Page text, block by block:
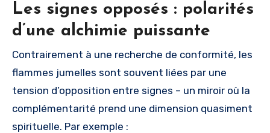
Les signes opposés : polarités
d’une alchimie puissante
Contrairement à une recherche de conformité, les
flammes jumelles sont souvent liées par une
tension d’opposition entre signes – un miroir où la
complémentarité prend une dimension quasiment
spirituelle. Par exemple :